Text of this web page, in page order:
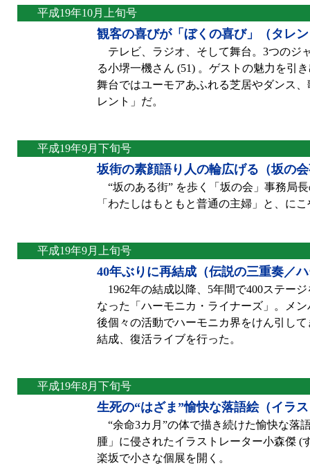
平成19年10月上旬号
観客の喜びが「ぼくの喜び」（タレ
テレビ、ラジオ、そして舞台。3つのジ
る小堺一機さん (51) 。ゲストの魅力を引
舞台ではユーモアあふれる芝居やダンス
レント」だ。
平成19年9月下旬号
坂街の素顔語り人の輪広げる（坂の
“坂のある街” を歩く「坂の会」事務局
「わたしはもともと普通の主婦」と、に
平成19年9月上旬号
40年ぶりに再結成（伝説の三重奏／
1962年の結成以降、5年間で400ステー
なった「ハーモニカ・ライナーズ」。メ
後個々の活動でハーモニカ界をけん引し
結成、復活ライブを行った。
平成19年8月下旬号
生死の“はざま”愉快な落語絵（イラ
“余命3カ月”の体で描き続けた愉快な落
腫」に侵されたイラストレーター小森傑 (
楽坂で小さな個展を開く。